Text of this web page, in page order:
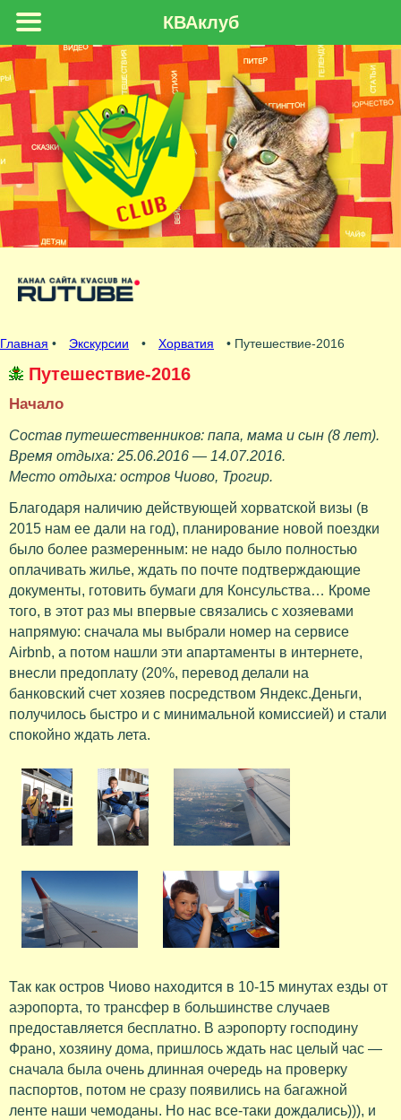
Главная • Экскурсии • Хорватия • Путешествие-2016
Путешествие-2016
Начало
Состав путешественников: папа, мама и сын (8 лет).
Время отдыха: 25.06.2016 — 14.07.2016.
Место отдыха: остров Чиово, Трогир.
Благодаря наличию действующей хорватской визы (в
2015 нам ее дали на год), планирование новой поездки
было более размеренным: не надо было полностью
оплачивать жилье, ждать по почте подтверждающие
документы, готовить бумаги для Консульства… Кроме
того, в этот раз мы впервые связались с хозяевами
напрямую: сначала мы выбрали номер на сервисе
Airbnb, а потом нашли эти апартаменты в интернете,
внесли предоплату (20%, перевод делали на
банковский счет хозяев посредством Яндекс.Деньги,
получилось быстро и с минимальной комиссией) и стали
спокойно ждать лета.
Так как остров Чиово находится в 10-15 минутах езды от
аэропорта, то трансфер в большинстве случаев
предоставляется бесплатно. В аэропорту господину
Франо, хозяину дома, пришлось ждать нас целый час —
сначала была очень длинная очередь на проверку
паспортов, потом не сразу появились на багажной
ленте наши чемоданы. Но нас все-таки дождались))), и
КВАклуб